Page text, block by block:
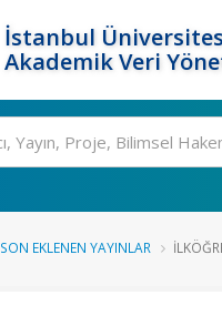
İstanbul
Akademik Veri
SON EKLENEN YAYINLAR